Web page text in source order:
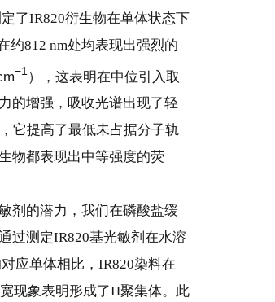
了IR820衍生物在单体状态下
约812 nm处均表现出强烈的
−1），这表明在中位引入取
的增强，吸收光谱出现了轻
它提高了最低未占据分子轨
物都表现出中等强度的荧
剂的潜力，我们在磷酸盐缓
过测定IR820基光敏剂在水溶
应单体相比，IR820染料在
现象表明形成了H聚集体。此